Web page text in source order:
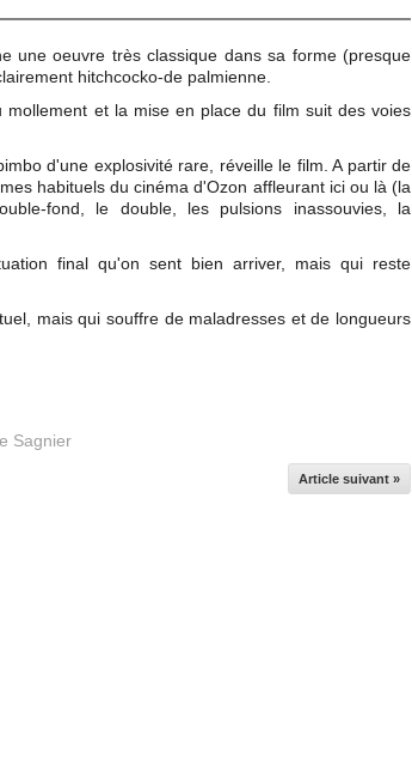
une oeuvre très classique dans sa forme (presque
hitchcocko-de palmienne.
et la mise en place du film suit des voies
d'une explosivité rare, réveille le film. A partir de
habituels du cinéma d'Ozon affleurant ici ou là (la
fond, le double, les pulsions inassouvies, la
final qu'on sent bien arriver, mais qui reste
mais qui souffre de maladresses et de longueurs
Sagnier
Article suivant »